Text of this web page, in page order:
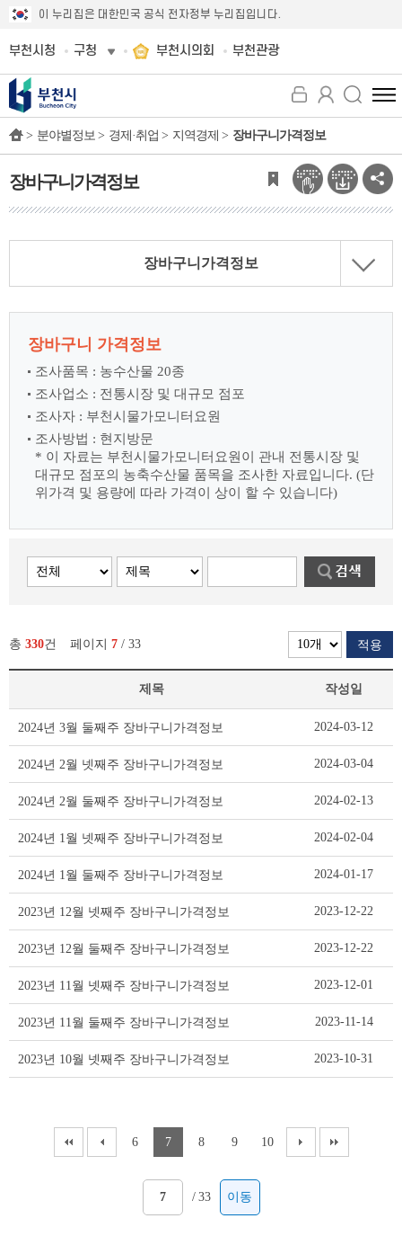
이 누리집은 대한민국 공식 전자정부 누리집입니다.
부천시청 구청 부천시의회 부천관광
전
체
뉴
보
기
> 분야별정보 > 경제·취업 > 지역경제 > 장바구니가격정보
장바구니가격정보
장바구니가격정보
장바구니 가격정보
조사품목 : 농수산물 20종
조사업소 : 전통시장 및 대규모 점포
조사자 : 부천시물가모니터요원
조사방법 : 현지방문
* 이 자료는 부천시물가모니터요원이 관내 전통시장 및
대규모 점포의 농축수산물 품목을 조사한 자료입니다. (단
위가격 및 용량에 따라 가격이 상이 할 수 있습니다)
총 330건 페이지 7 / 33 적용
니
격
보
스
테
이
블
제목 작성일
2024년 3월 둘째주 장바구니가격정보 2024-03-12
2024년 2월 넷째주 장바구니가격정보 2024-03-04
2024년 2월 둘째주 장바구니가격정보 2024-02-13
2024년 1월 넷째주 장바구니가격정보 2024-02-04
2024년 1월 둘째주 장바구니가격정보 2024-01-17
2023년 12월 넷째주 장바구니가격정보 2023-12-22
2023년 12월 둘째주 장바구니가격정보 2023-12-22
2023년 11월 넷째주 장바구니가격정보 2023-12-01
2023년 11월 둘째주 장바구니가격정보 2023-11-14
2023년 10월 넷째주 장바구니가격정보 2023-10-31
6 7 8 9 10
/ 33 이동